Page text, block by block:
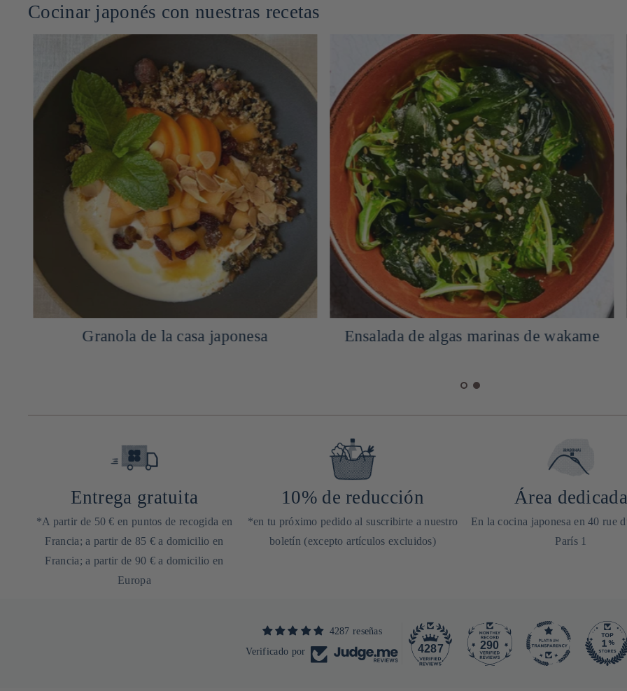
Cocinar japonés con nuestras recetas
Granola de la casa japonesa Ensalada de algas marinas de wakame
Entrega gratuita
*A partir de 50 € en puntos de recogida en
Francia; a partir de 85 € a domicilio en
Francia; a partir de 90 € a domicilio en
Europa
10% de reducción
*en tu próximo pedido al suscribirte a nuestro
boletín (excepto artículos excluidos)
Área dedicada
En la cocina japonesa en 40 rue
París 1
4287 reseñas
Verificado por
4287 290